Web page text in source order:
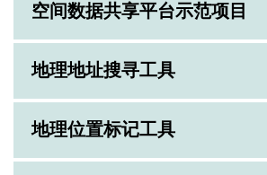
空间数据共享平台示范项目
地理地址搜寻工具
地理位置标记工具